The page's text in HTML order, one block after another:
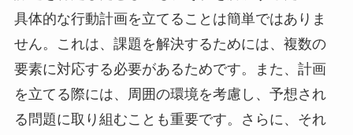
具体的な行動計画を立てることは簡単ではありま
せん。これは、課題を解決するためには、複数の
要素に対応する必要があるためです。また、計画
を立てる際には、周囲の環境を考慮し、予想され
る問題に取り組むことも重要です。さらに、それ